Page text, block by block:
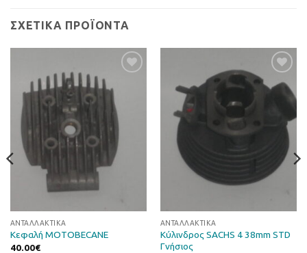
ΣΧΕΤΙΚΆ ΠΡΟΪΌΝΤΑ
Προσθήκη
στη Λίστα
Επιθυμιών
ΑΝΤΑΛΛΑΚΤΙΚΆ
Κεφαλή MOTOBECANE
40.00€
Προσθήκη
στη Λίστα
Επιθυμιών
ΑΝΤΑΛΛΑΚΤΙΚΆ
Κύλινδρος SACHS 4 38mm STD
Γνήσιος